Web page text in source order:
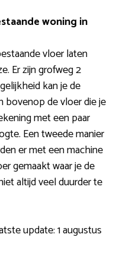
woning in
vloer laten
Er zijn grofweg 2
kan je de
bovenop de vloer die je
met een paar
Een tweede manier
er met een machine
gemaakt waar je de
altijd veel duurder te
update: 1 augustus